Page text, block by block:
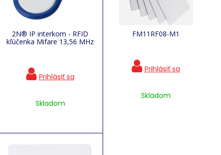
2N® IP interkom - RFID
kľúčenka Mifare 13,56 MHz
Skladom
FM11RF08-M1
Skladom